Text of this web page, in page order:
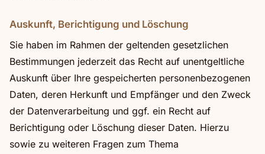
Auskunft, Berichtigung und Löschung
Sie haben im Rahmen der geltenden gesetzlichen
Bestimmungen jederzeit das Recht auf unentgeltliche
Auskunft über Ihre gespeicherten personenbezogenen
Daten, deren Herkunft und Empfänger und den Zweck
der Datenverarbeitung und ggf. ein Recht auf
Berichtigung oder Löschung dieser Daten. Hierzu
sowie zu weiteren Fragen zum Thema